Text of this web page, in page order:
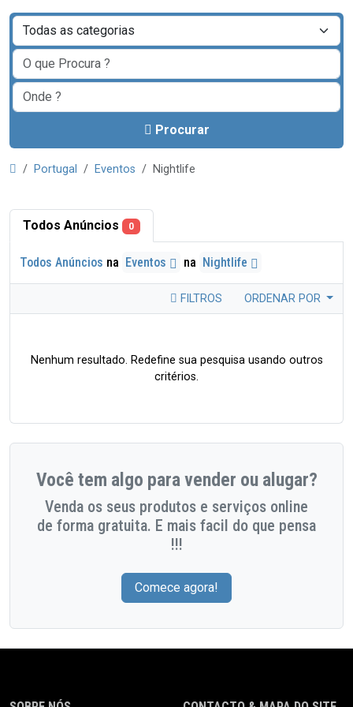
Procurar
Portugal Eventos Nightlife
Todos Anúncios 0
Todos Anúncios na Eventos na Nightlife
FILTROS ORDENAR POR
Nenhum resultado. Redefine sua pesquisa usando outros
critérios.
Você tem algo para vender ou alugar?
Venda os seus produtos e serviços online
de forma gratuita. E mais facil do que pensa
!!!
Comece agora!